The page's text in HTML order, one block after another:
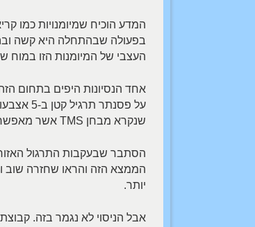
המדע הוכיח שמיומנויות כמו
בפעולה שבהתחלה היא קשה
העצבי של המיומנות הזו במוח
שנקרא מבחן TMS אשר מאפשר למפות את גודל האזור במוח אשר שולט על תנועת האצבעות.
הסתבר שבעקבות התרגול
הממצא הזה והראו שחזרה שוב
יותר.
אבל הניסוי לא נגמר בזה.